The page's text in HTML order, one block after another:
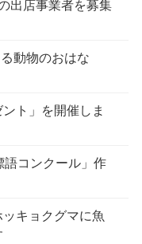
出店事業者を募集
動物のおはな
ト」を開催しま
コンクール」作
ッキョクグマに魚